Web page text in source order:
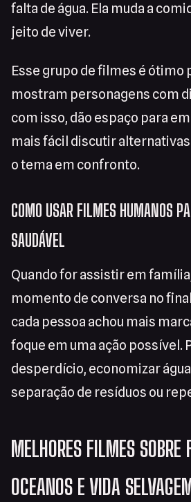
falta de água. Ela muda a
jeito de viver.
Esse grupo de filmes é ótimo
mostram personagens com
com isso, dão espaço para
mais fácil discutir
o tema em confronto.
COMO USAR FILMES HUMANOS
SAUDÁVEL
Quando for assistir em
momento de conversa no
cada pessoa achou mais
foque em uma ação possível.
desperdício, economizar
separação de resíduos ou
MELHORES FILMES SOBRE
OCEANOS E VIDA